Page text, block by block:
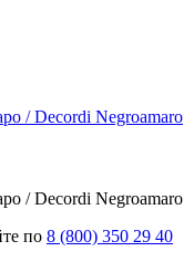
/ Decordi Negroamaro
/ Decordi Negroamaro
по 8 (800) 350 29 40